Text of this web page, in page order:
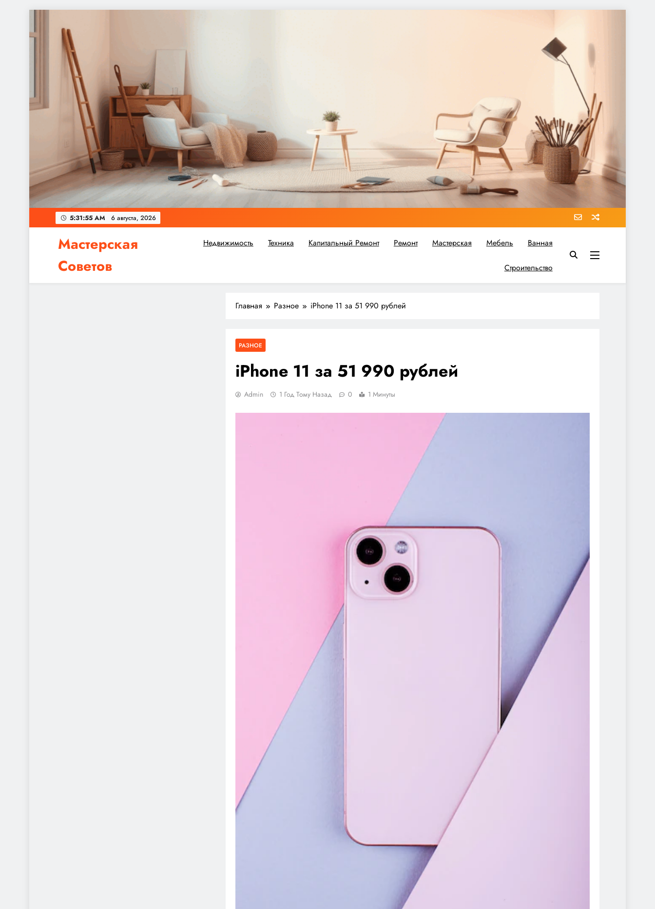
содержимому
5:31:57 AM 6 августа, 2026
Мастерская
Советов
Независимо от того, планируете ли вы небольшой ремонт или крупное строительство, в Мастерской Советов вы найдете все необходимое для реализации своих идей!
Недвижимость Техника Капитальный Ремонт Ремонт Мастерская Мебель Ванная
Строительство
Главная Разное iPhone 11 за 51 990 рублей
РАЗНОЕ
iPhone 11 за 51 990 рублей
Admin 1 Год Тому Назад 0 1 Минуты